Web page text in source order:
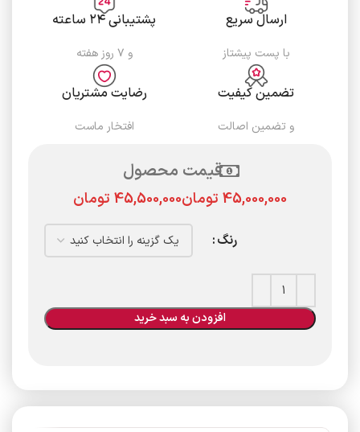
ارسال سریع
با پست پیشتاز
پشتیبانی ۲۴ ساعته
و ۷ روز هفته
تضمین کیفیت
و تضمین اصالت
رضایت مشتریان
افتخار ماست
قیمت محصول
تومان تومان
رنگ
افزودن به سبد خرید